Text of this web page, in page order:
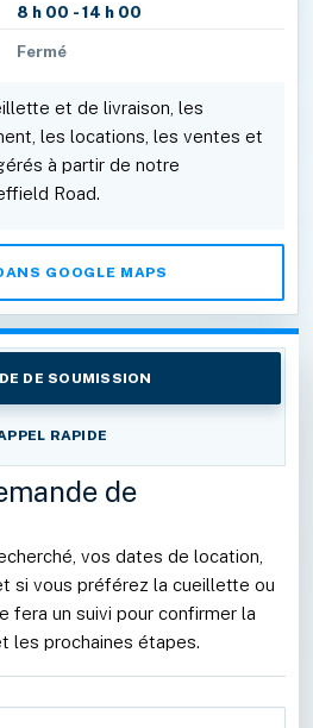
8 h 00 - 14 h 00
Fermé
et de livraison, les
les locations, les ventes et
à partir de notre
Road.
GOOGLE MAPS
DE SOUMISSION
RAPIDE
de
vos dates de location,
si vous préférez la cueillette ou
fera un suivi pour confirmer la
les prochaines étapes.